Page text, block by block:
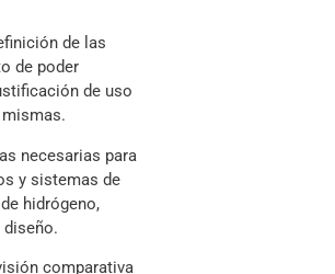
de las
de poder
de uso
necesarias para
y sistemas de
hidrógeno,
comparativa